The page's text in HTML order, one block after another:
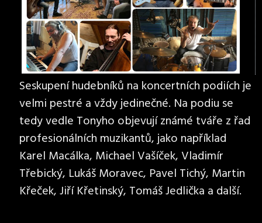
Seskupení hudebníků na koncertních podiích je
velmi pestré a vždy jedinečné. Na podiu se
tedy vedle Tonyho objevují známé tváře z řad
profesionálních muzikantů, jako například
Karel Macálka, Michael Vašíček, Vladimír
Třebický, Lukáš Moravec, Pavel Tichý, Martin
Křeček, Jiří Křetinský, Tomáš Jedlička a další.